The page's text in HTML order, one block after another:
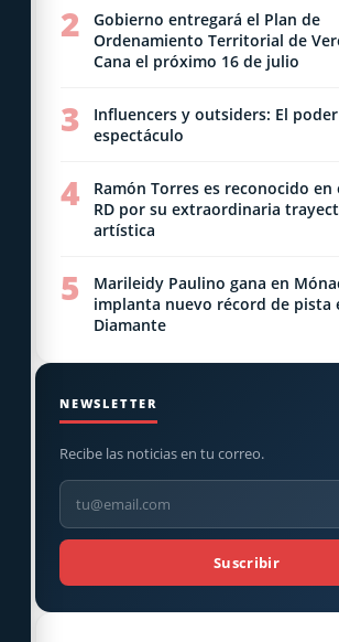
2
Gobierno entregará el Plan de
Ordenamiento Territorial de
Cana el próximo 16 de julio
3
Influencers y outsiders: El
espectáculo
4
Ramón Torres es reconocido en
RD por su extraordinaria
artística
5
Marileidy Paulino gana en
implanta nuevo récord de pista
Diamante
NEWSLETTER
Recibe las noticias en tu correo.
Suscribir